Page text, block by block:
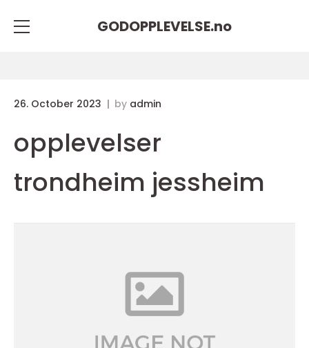
GODOPPLEVELSE.no
26. October 2023 by admin
opplevelser
trondheim jessheim